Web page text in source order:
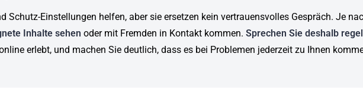
Schutz-Einstellungen helfen, aber sie ersetzen kein vertrauensvolles Gespräch. Je
Inhalte sehen oder mit Fremden in Kontakt kommen. Sprechen Sie deshalb
erlebt, und machen Sie deutlich, dass es bei Problemen jederzeit zu Ihnen